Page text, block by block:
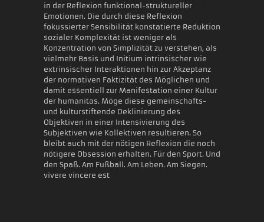
in der Reflexion funktional-struktureller
Emotionen. Die durch diese Reflexion
fokussierter Sensibilität konstatierte Reduktion
sozialer Komplexität ist weniger als
Konzentration von Simplizität zu verstehen, als
vielmehr Basis und Initium intrinsischer wie
extrinsischer Interaktionen hin zur Akzeptanz
der normativen Faktizität des Möglichen und
damit essentiell zur Manifestation einer Kultur
der humanitas. Möge diese gemeinschafts-
und kulturstiftende Deklinierung des
Objektiven in einer Intensivierung des
Subjektiven wie Kollektiven resultieren. So
bleibt auch mit der nötigen Reflexion die noch
nötigere Obsession erhalten. Für den Sport. Und
den Spaß. Am Fußball. Am Leben. Am Siegen.
vivere vincere est